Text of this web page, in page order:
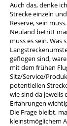
Auch das, denke
Strecke einzeln
Reserve, sein muss.
Neuland betritt
muss es sein. Was
geflogen sind,
mit dem frühen
Sitz/Service/
potentiellen
wie sind da jeweils
Erfahrungen
Die Frage bleibt,
kleinstmöglichem